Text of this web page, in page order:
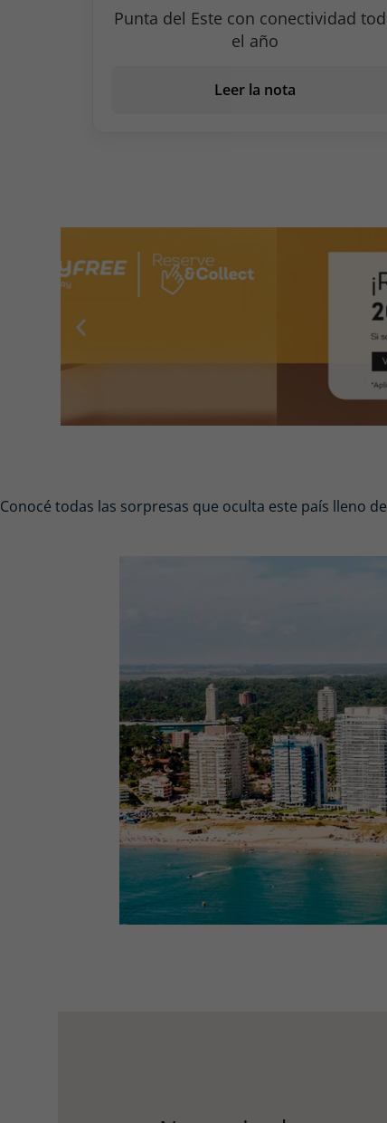
Punta del Este con conectividad
el año
Leer la nota
Conocé todas las sorpresas que oculta este país lleno